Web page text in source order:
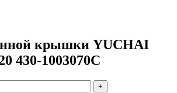
крышки YUCHAI
430-1003070C